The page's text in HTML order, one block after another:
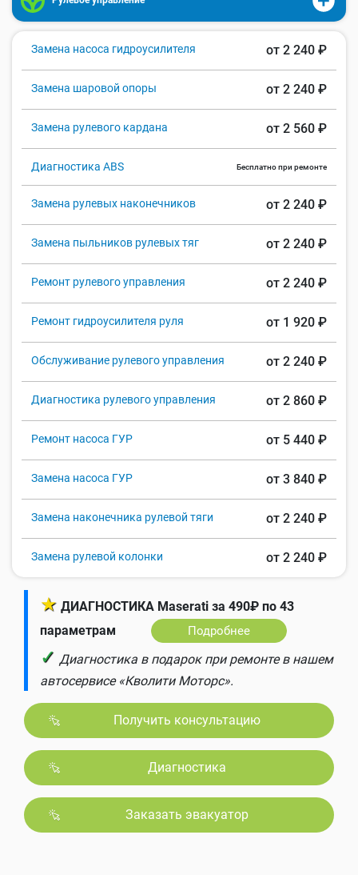
Замена насоса гидроусилителя от 2 240 ₽
Замена шаровой опоры от 2 240 ₽
Замена рулевого кардана от 2 560 ₽
Диагностика ABS Бесплатно при ремонте
Замена рулевых наконечников от 2 240 ₽
Замена пыльников рулевых тяг от 2 240 ₽
Ремонт рулевого управления от 2 240 ₽
Ремонт гидроусилителя руля от 1 920 ₽
Обслуживание рулевого управления от 2 240 ₽
Диагностика рулевого управления от 2 860 ₽
Ремонт насоса ГУР от 5 440 ₽
Замена насоса ГУР от 3 840 ₽
Замена наконечника рулевой тяги от 2 240 ₽
Замена рулевой колонки от 2 240 ₽
★ ДИАГНОСТИКА Maserati за 490₽ по 43
параметрам
Подробнее
✓ Диагностика в подарок при ремонте в нашем
автосервисе «Кволити Моторс».
Получить консультацию
Диагностика
Заказать эвакуатор